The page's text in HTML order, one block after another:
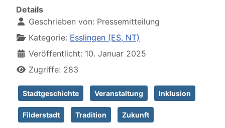
Details
Geschrieben von: Pressemitteilung
Kategorie: Esslingen (ES, NT)
Veröffentlicht: 10. Januar 2025
Zugriffe: 283
Stadtgeschichte Veranstaltung Inklusion
Filderstadt Tradition Zukunft